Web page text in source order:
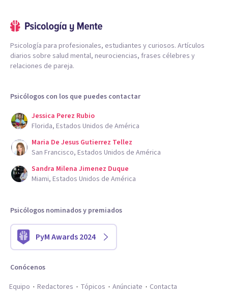
Psicología para profesionales, estudiantes y curiosos. Artículos
diarios sobre salud mental, neurociencias, frases célebres y
relaciones de pareja.
Psicólogos con los que puedes contactar
Jessica Perez Rubio
Florida, Estados Unidos de América
Maria De Jesus Gutierrez Tellez
San Francisco, Estados Unidos de América
Sandra Milena Jimenez Duque
Miami, Estados Unidos de América
Psicólogos nominados y premiados
PyM Awards 2024
Conócenos
Equipo
Redactores Tópicos Anúnciate Contacta